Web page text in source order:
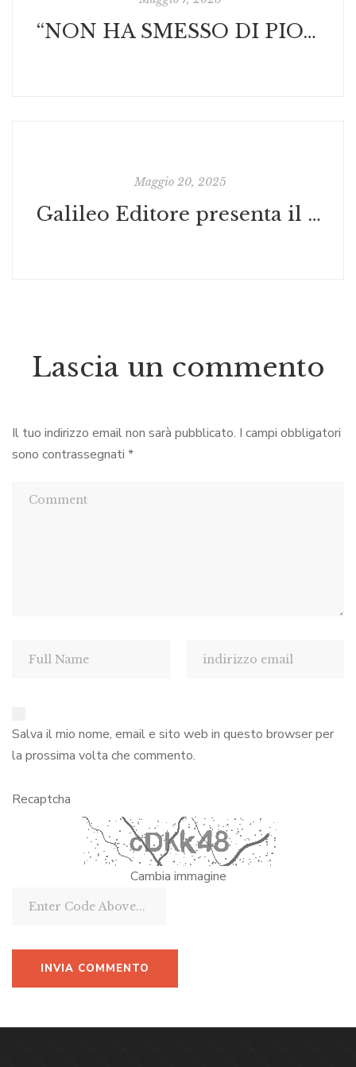
“NON HA SMESSO DI PIOVERE” – Presentazione ufficiale del nuovo fumetto di Caterina Costa al Cosenza Comics & Games 2025
Maggio 20, 2025
Galileo Editore presenta il pre-order di TRA LE MIE BRACCIA
Lascia un commento
Il tuo indirizzo email non sarà pubblicato. I campi obbligatori
sono contrassegnati *
Salva il mio nome, email e sito web in questo browser per
la prossima volta che commento.
Recaptcha
Cambia immagine